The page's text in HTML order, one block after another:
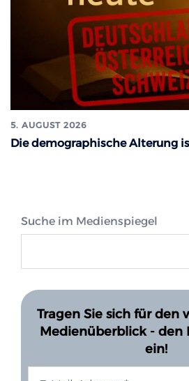
5. AUGUST 2026
Die demographische Alterung
Suche im Medienspiegel
Tragen Sie sich für den
Medienüberblick - den
ein!